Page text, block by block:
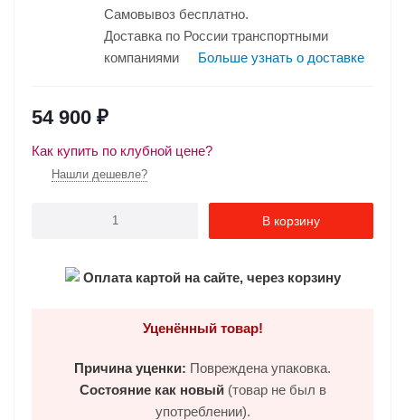
Самовывоз бесплатно.
Доставка по России транспортными
компаниями
Больше узнать о доставке
54 900 ₽
Как купить по клубной цене?
Нашли дешевле?
В корзину
Оплата картой на сайте, через корзину
Уценённый товар!
Причина уценки: Повреждена упаковка.
Состояние как новый(товар не был в
употреблении).